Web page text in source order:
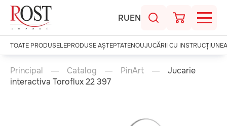
RUEN
TOATE PRODUSELEPRODUSE AȘTEPTATENOUJUCĂRII CU
Principal Catalog PinArt
Jucarie
interactiva Toroflux 22 397